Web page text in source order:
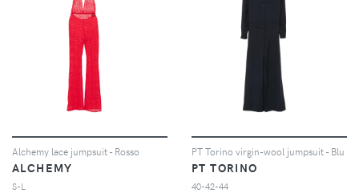
Alchemy lace jumpsuit - Rosso
ALCHEMY
S-L
PT Torino virgin-wool jumpsuit - Blu
PT TORINO
40-42-44